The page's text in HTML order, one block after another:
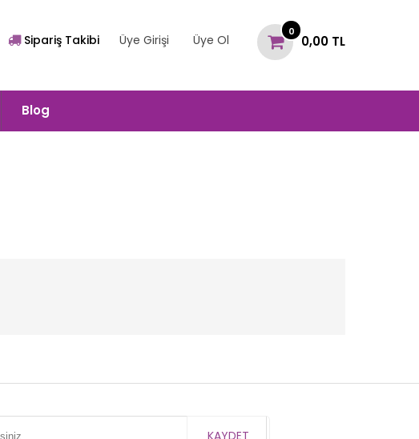
0
0,00 TL
Üye Girişi Üye Ol
Sipariş Takibi
Blog
KAYDET